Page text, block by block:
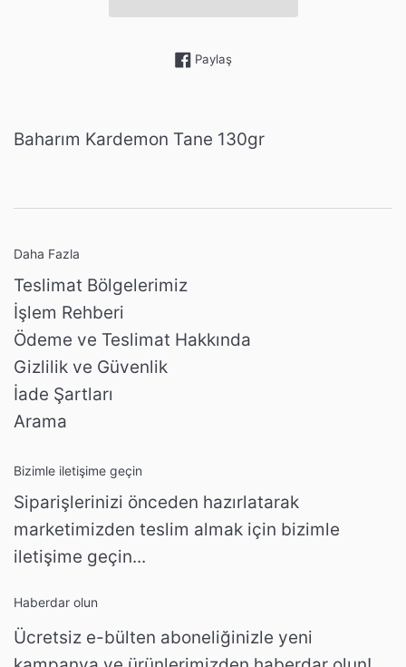
PaylaşFacebook'ta paylaş
Baharım Kardemon Tane 130gr
Daha Fazla
Teslimat Bölgelerimiz
İşlem Rehberi
Ödeme ve Teslimat Hakkında
Gizlilik ve Güvenlik
İade Şartları
Arama
Bizimle iletişime geçin
Siparişlerinizi önceden hazırlatarak
marketimizden teslim almak için bizimle
iletişime geçin...
Haberdar olun
Ücretsiz e-bülten aboneliğinizle yeni